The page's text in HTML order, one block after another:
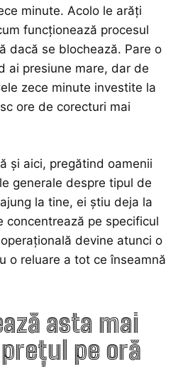
minute. Acolo le arăți
funcționează procesul
dacă se blochează. Pare o
ai presiune mare, dar de
zece minute investite la
ore de corecturi mai
și aici, pregătind oamenii
generale despre tipul de
la tine, ei știu deja la
concentrează pe specificul
devine atunci o
o reluare a tot ce înseamnă
asta mai
pe oră